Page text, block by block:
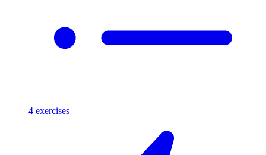
4 exercises